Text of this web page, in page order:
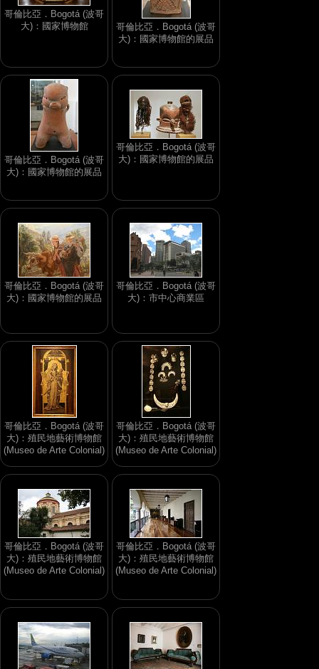
哥倫比亞．Bogotá (波哥
大)：國家博物館
哥倫比亞．Bogotá (波哥
大)：國家博物館的展品
哥倫比亞．Bogotá (波哥
大)：國家博物館的展品
哥倫比亞．Bogotá (波哥
大)：國家博物館的展品
哥倫比亞．Bogotá (波哥
大)：國家博物館的展品
哥倫比亞．Bogotá (波哥
大)：市中心商業區
哥倫比亞．Bogotá (波哥
大)：殖民地藝術博物館
(Museo de Arte Colonial)
哥倫比亞．Bogotá (波哥
大)：殖民地藝術博物館
(Museo de Arte Colonial)
哥倫比亞．Bogotá (波哥
大)：殖民地藝術博物館
(Museo de Arte Colonial)
哥倫比亞．Bogotá (波哥
大)：殖民地藝術博物館
(Museo de Arte Colonial)